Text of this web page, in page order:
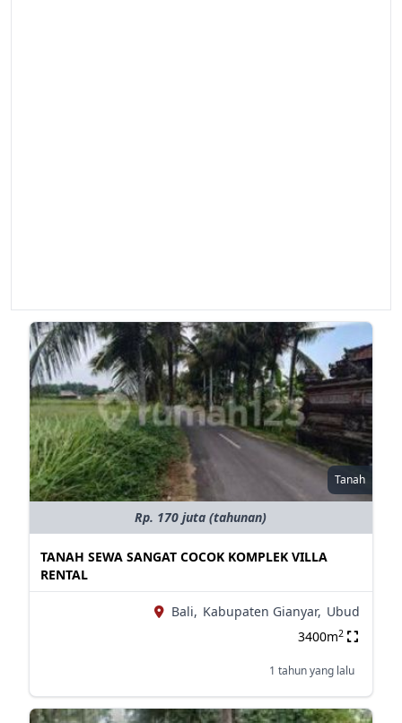
Tanah
Rp. 170 juta (tahunan)
TANAH SEWA SANGAT COCOK KOMPLEK VILLA
RENTAL
Bali, Kabupaten Gianyar, Ubud
3400m2
1 tahun yang lalu